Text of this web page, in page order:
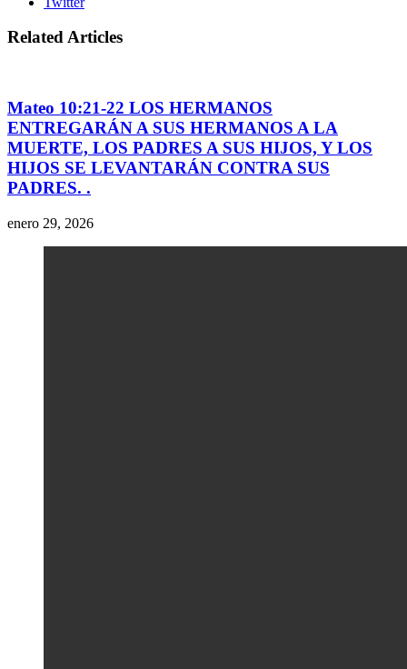
Related Articles
Mateo 10:21-22 LOS HERMANOS
ENTREGARÁN A SUS HERMANOS A LA
MUERTE, LOS PADRES A SUS HIJOS, Y LOS
HIJOS SE LEVANTARÁN CONTRA SUS
PADRES. .
enero 29, 2026